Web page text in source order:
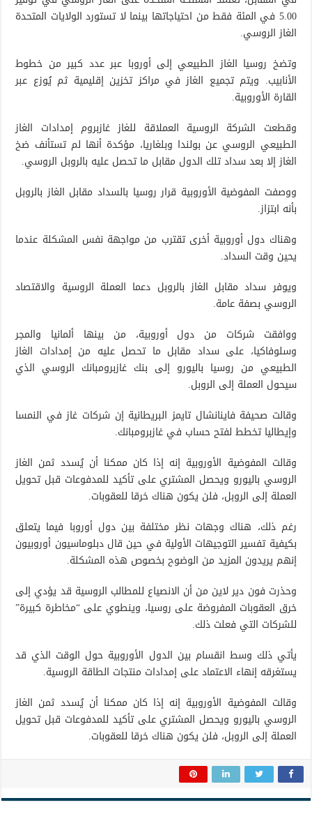
5.00 في المئة فقط من احتياجاتها بينما لا تستورد الولايات المتحدة
الغاز الروسي.
وتضخ روسيا الغاز الطبيعي إلى أوروبا عبر عدد كبير من خطوط
الأنابيب. ويتم تجميع الغاز في مراكز تخزين إقليمية ثم يُوزع عبر
القارة الأوروبية.
وقطعت الشركة الروسية العملاقة للغاز غازبروم إمدادات الغاز
الطبيعي الروسي عن بولندا وبلغاريا، مؤكدة أنها لم تستأنف ضخ
الغاز إلا بعد سداد تلك الدول مقابل ما تحصل عليه بالروبل الروسي.
ووصفت المفوضية الأوروبية قرار روسيا بالسداد مقابل الغاز بالروبل
بأنه ابتزاز.
وهناك دول أوروبية أخرى تقترب من مواجهة نفس المشكلة عندما
يحين وقت السداد.
ويوفر سداد مقابل الغاز بالروبل دعما العملة الروسية والاقتصاد
الروسي بصفة عامة.
ووافقت شركات من دول أوروبية، من بينها ألمانيا والمجر
وسلوفاكيا، على سداد مقابل ما تحصل عليه من إمدادات الغاز
الطبيعي من روسيا باليورو إلى بنك غازبرومبانك الروسي الذي
سيحول العملة إلى الروبل.
وقالت صحيفة فاينانشال تايمز البريطانية إن شركات غاز في النمسا
وإيطاليا تخطط لفتح حساب في غازبرومبانك.
وقالت المفوضية الأوروبية إنه إذا كان ممكنا أن يُسدد ثمن الغاز
الروسي باليورو ويحصل المشتري على تأكيد للمدفوعات قبل تحويل
العملة إلى الروبل، فلن يكون هناك خرقا للعقوبات.
رغم ذلك، هناك وجهات نظر مختلفة بين دول أوروبا فيما يتعلق
بكيفية تفسير التوجيهات الأولية في حين قال دبلوماسيون أوروبيون
إنهم يريدون المزيد من الوضوح بخصوص هذه المشكلة.
وحذرت فون دير لاين من أن الانصياع للمطالب الروسية قد يؤدي إلى
خرق العقوبات المفروضة على روسيا، وينطوي على “مخاطرة كبيرة”
للشركات التي فعلت ذلك.
يأتي ذلك وسط انقسام بين الدول الأوروبية حول الوقت الذي قد
يستغرقه إنهاء الاعتماد على إمدادات منتجات الطاقة الروسية.
وقالت المفوضية الأوروبية إنه إذا كان ممكنا أن يُسدد ثمن الغاز
الروسي باليورو ويحصل المشتري على تأكيد للمدفوعات قبل تحويل
العملة إلى الروبل، فلن يكون هناك خرقا للعقوبات.